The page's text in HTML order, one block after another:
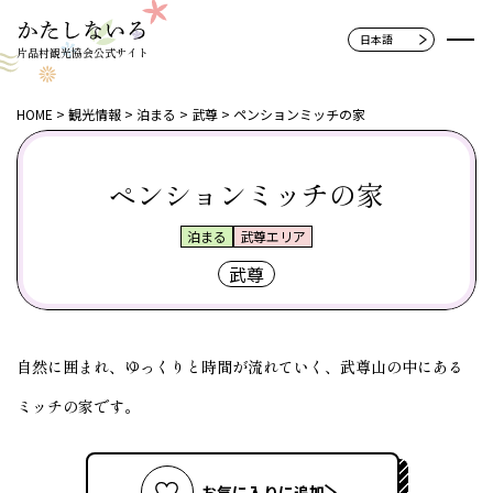
片品村観光協会公式サイト
HOME 観光情報 泊まる 武尊 ペンションミッチの家
ペンションミッチの家
泊まる 武尊エリア
武尊
自然に囲まれ、ゆっくりと時間が流れていく、武尊山の中にある
ミッチの家です。